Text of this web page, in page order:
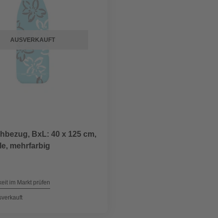
AUSVERKAUFT
BxL: 40 x 125 cm,
mehrfarbig
im Markt prüfen